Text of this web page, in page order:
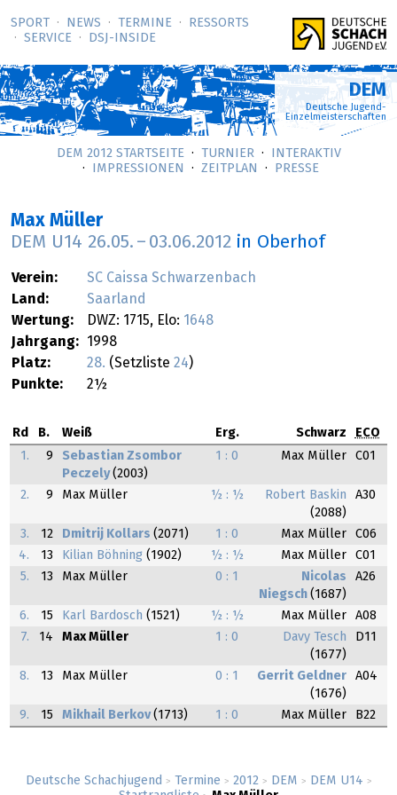
SPORT NEWS TERMINE
RESSORTS
SERVICE
DSJ-­INSIDE
Deutsche Schachjugend > Termine > 2012 > DEM > DEM U14 >
DEM
Deutsche Jugend-
Einzelmeisterschaften
DEM 2012 STARTSEITE TURNIER
INTERAKTIV
IMPRESSIONEN
ZEITPLAN PRESSE
Max Müller
DEM U14 26.05. – 03.06.2012 in Oberhof
Verein:
SC Caissa Schwarzenbach
Land:
Saarland
Wertung:
DWZ: 1715, Elo: 1648
Jahrgang:
1998
Platz:
28. (Setzliste 24)
Punkte:
2½
Rd B. Weiß Erg. Schwarz
ECO
1.
9
Sebastian Zsombor
Peczely (2003)
1 : 0 Max Müller C01
2. 9 Max Müller ½ : ½
Robert Baskin
(2088)
A30
3. 12 Dmitrij Kollars (2071) 1 : 0 Max Müller
C06
4.
13 Kilian Böhning (1902) ½ : ½ Max Müller
C01
5.
13 Max Müller 0 : 1
Nicolas
Niegsch (1687)
A26
6. 15 Karl Bardosch (1521) ½ : ½ Max Müller
A08
7.
14 Max Müller 1 : 0
Davy Tesch
(1677)
D11
8. 13 Max Müller 0 : 1
Gerrit Geldner
(1676)
A04
9. 15 Mikhail Berkov (1713) 1 : 0 Max Müller B22